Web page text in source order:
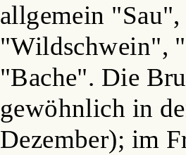
allgemein
"Wildschwein",
"Bache". Die
gewöhnlich in
Dezember); im